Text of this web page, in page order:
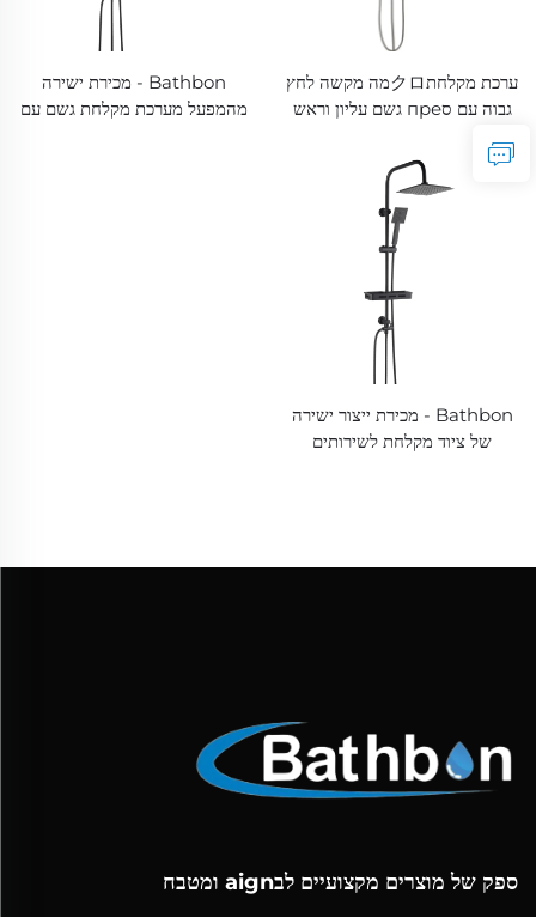
ערכת מקלחתクロמה מקשה לחץ
גבוה עם סпре גשם עליון וראש
טובה, מחיר נמוך
Bathbon - מכירת ישירה
מהמפעל מערכת מקלחת גשם עם
Bathbon - מכירת ייצור ישירה
של ציוד מקלחת לשירותים
ספק של מוצרים מקצועיים לבaign ומטבח